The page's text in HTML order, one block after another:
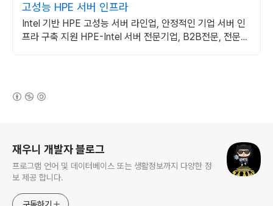
고성능 HPE 서버 인프라
Intel 기반 HPE 고성능 서버 라인업, 안정적인 기업 서버 인
프라 구축 지원 HPE-Intel 서버 전문기업, B2B전문, 전문가
재우니 개발자 블로그
프로그램 언어 및 데이터베이스 또는 생활정보까지 다양한 정
보 제공 합니다.